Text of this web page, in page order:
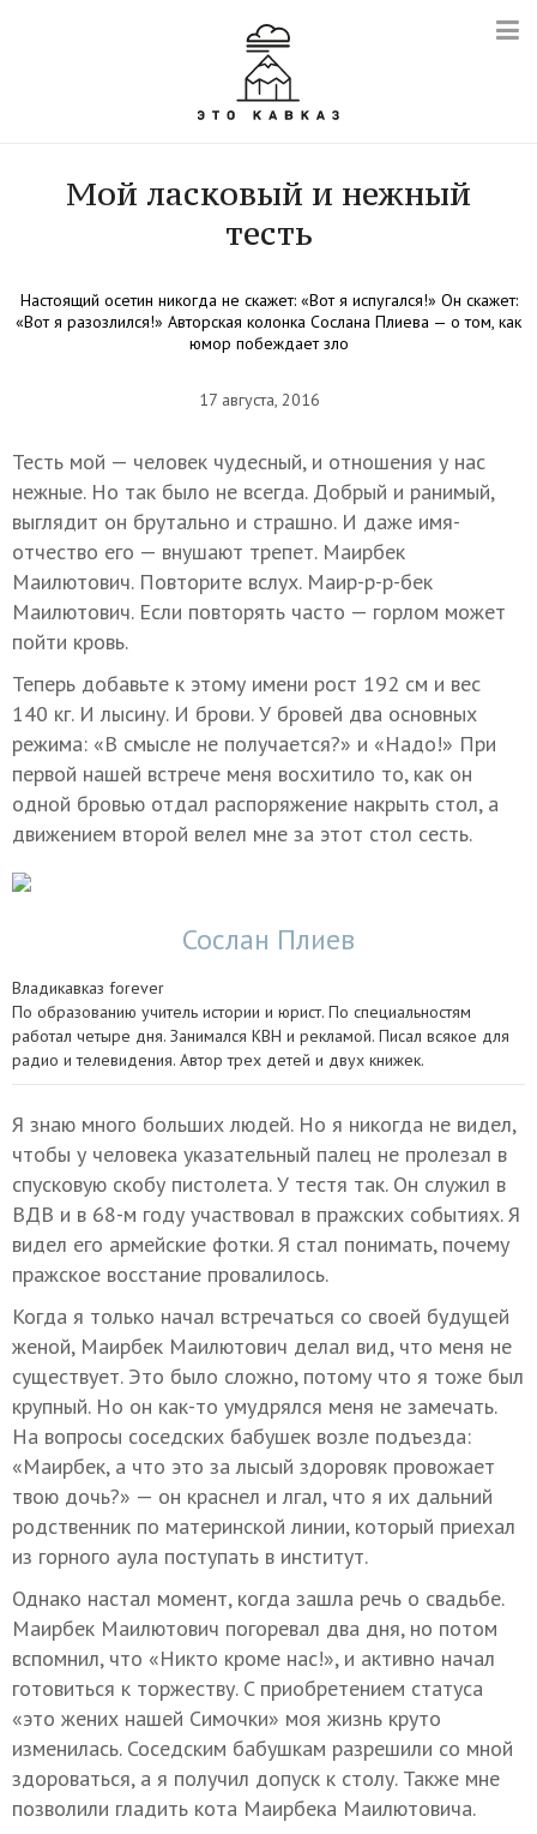
Мой ласковый и нежный
тесть
Настоящий осетин никогда не скажет: «Вот я испугался!» Он скажет:
«Вот я разозлился!» Авторская колонка Сослана Плиева — о том, как
юмор побеждает зло
17 августа, 2016
Тесть мой — человек чудесный, и отношения у нас
нежные. Но так было не всегда. Добрый и ранимый,
выглядит он брутально и страшно. И даже имя-
отчество его — внушают трепет. Маирбек
Маилютович. Повторите вслух. Маир-р-р-бек
Маилютович. Если повторять часто — горлом может
пойти кровь.
Теперь добавьте к этому имени рост 192 см и вес
140 кг. И лысину. И брови. У бровей два основных
режима: «В смысле не получается?» и «Надо!» При
первой нашей встрече меня восхитило то, как он
одной бровью отдал распоряжение накрыть стол, а
движением второй велел мне за этот стол сесть.
Сослан Плиев
Владикавказ forever
По образованию учитель истории и юрист. По специальностям
работал четыре дня. Занимался КВН и рекламой. Писал всякое для
радио и телевидения. Автор трех детей и двух книжек.
Я знаю много больших людей. Но я никогда не видел,
чтобы у человека указательный палец не пролезал в
спусковую скобу пистолета. У тестя так. Он служил в
ВДВ и в 68-м году участвовал в пражских событиях. Я
видел его армейские фотки. Я стал понимать, почему
пражское восстание провалилось.
Когда я только начал встречаться со своей будущей
женой, Маирбек Маилютович делал вид, что меня не
существует. Это было сложно, потому что я тоже был
крупный. Но он как-то умудрялся меня не замечать.
На вопросы соседских бабушек возле подъезда:
«Маирбек, а что это за лысый здоровяк провожает
твою дочь?» — он краснел и лгал, что я их дальний
родственник по материнской линии, который приехал
из горного аула поступать в институт.
Однако настал момент, когда зашла речь о свадьбе.
Маирбек Маилютович погоревал два дня, но потом
вспомнил, что «Никто кроме нас!», и активно начал
готовиться к торжеству. C приобретением статуса
«это жених нашей Симочки» моя жизнь круто
изменилась. Соседским бабушкам разрешили со мной
здороваться, а я получил допуск к столу. Также мне
позволили гладить кота Маирбека Маилютовича.